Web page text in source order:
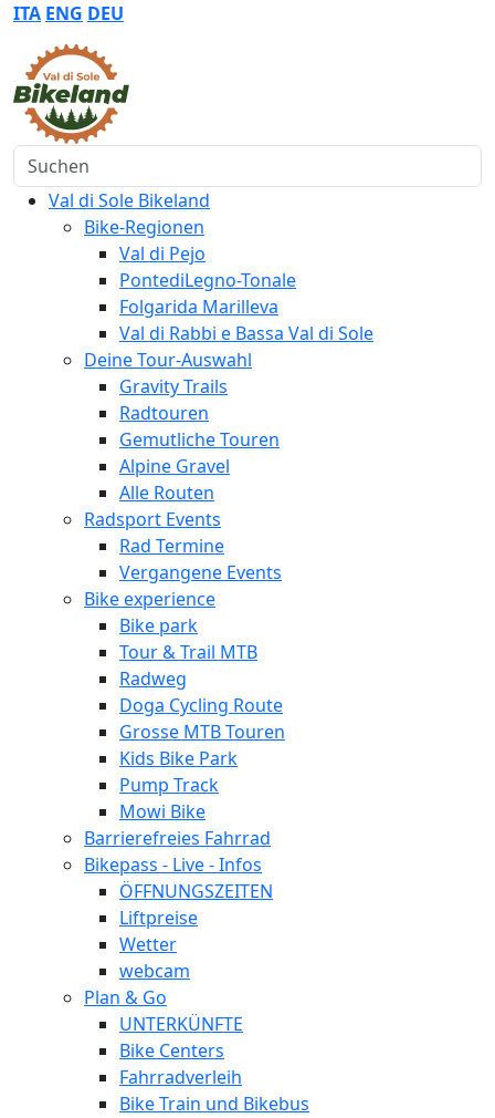
ITA ENG DEU
Suchen
Val di Sole Bikeland
Bike-Regionen
Val di Pejo
PontediLegno-Tonale
Folgarida Marilleva
Val di Rabbi e Bassa Val di Sole
Deine Tour-Auswahl
Gravity Trails
Radtouren
Gemutliche Touren
Alpine Gravel
Alle Routen
Radsport Events
Rad Termine
Vergangene Events
Bike experience
Bike park
Tour & Trail MTB
Radweg
Doga Cycling Route
Grosse MTB Touren
Kids Bike Park
Pump Track
Mowi Bike
Barrierefreies Fahrrad
Bikepass - Live - Infos
ÖFFNUNGSZEITEN
Liftpreise
Wetter
webcam
Plan & Go
UNTERKÜNFTE
Bike Centers
Fahrradverleih
Bike Train und Bikebus